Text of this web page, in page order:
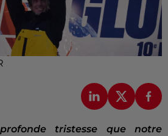
tristesse que notre